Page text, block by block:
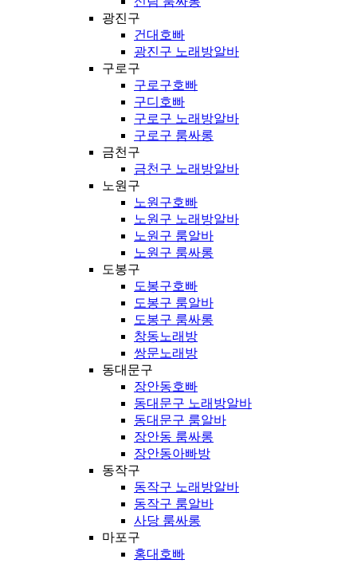
광진구
건대호빠
광진구 노래방알바
구로구
구로구호빠
구디호빠
구로구 노래방알바
구로구 룸싸롱
금천구
금천구 노래방알바
노원구
노원구호빠
노원구 노래방알바
노원구 룸알바
노원구 룸싸롱
도봉구
도봉구호빠
도봉구 룸알바
도봉구 룸싸롱
창동노래방
쌍문노래방
동대문구
장안동호빠
동대문구 노래방알바
동대문구 룸알바
장안동 룸싸롱
장안동아빠방
동작구
동작구 노래방알바
동작구 룸알바
사당 룸싸롱
마포구
홍대호빠